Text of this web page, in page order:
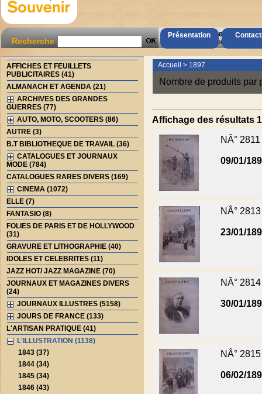
Présentation
Recherche
AccÃ¨s Client
Mot de passe oubliÃ© ?
AFFICHES ET FEUILLETS
PUBLICITAIRES (41)
ALMANACH ET AGENDA (21)
ARCHIVES DES GRANDES
GUERRES (77)
AUTO, MOTO, SCOOTERS (86)
AUTRE (3)
B.T BIBLIOTHEQUE DE TRAVAIL (36)
CATALOGUES ET JOURNAUX
MODE (784)
CATALOGUES RARES DIVERS (169)
CINEMA (1072)
ELLE (7)
FANTASIO (8)
FOLIES DE PARIS ET DE HOLLYWOOD
(31)
GRAVURE ET LITHOGRAPHIE (40)
IDOLES ET CELEBRITES (11)
JAZZ HOT/ JAZZ MAGAZINE (70)
JOURNAUX ET MAGAZINES DIVERS
(24)
JOURNAUX ILLUSTRES (5158)
JOURS DE FRANCE (133)
L'ARTISAN PRATIQUE (41)
L'ILLUSTRATION (1138)
1843 (37)
1844 (34)
1845 (34)
1846 (43)
Accueil > 1897
Nombre de produits par
Affichage des résultats
NÂ° 2811
09/01/
NÂ° 2813
23/01/
NÂ° 2814
30/01/
NÂ° 2815
06/02/